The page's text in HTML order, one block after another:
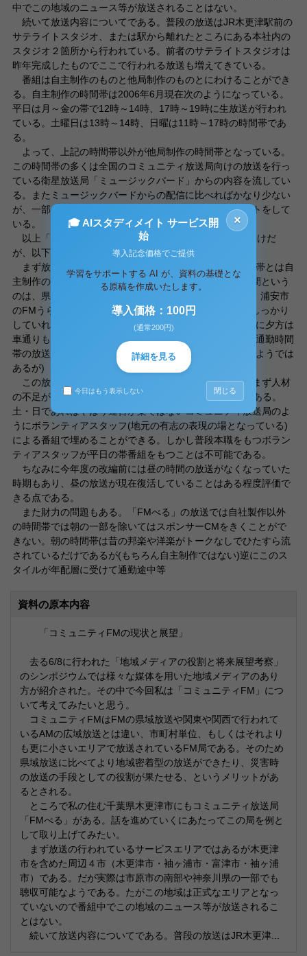
中でこの地域のニュース等が放送されることはない。
続いて放送内容についてである。普段の放送はJR木更津駅前の
サテライトスタジオ、または駅から離れたところにある本社内の
スタジオ２箇所から行われている。前者のサテライトスタジオは
昨年完成したものでここで行われる放送も増えてきている。
番組は自主制作のものと他局制作のものとにわけることができ
る。自主制作の時間帯は2006年6月現在次のようになっている。
平日は月～金の帯で12時～14時、17時～19時に生放送が行われ
ている。土曜日は13時～14時、日曜は11時～17時の時間帯であ
る。
よって、上記の時間帯以外が他局制作の時間帯となっている。
この時間帯の多くは全国のコミュニティ放送局向けの放送を行っ
ている衛星放送局「ミュージックバード」からの内容を流してい
る。またミュージックバードからの配信に比べればかなり少ない
が、一部の時間帯では他局の制作した番組をテープネットをして
いる。
以上「FMべる」の概要について取り上げてみてきたわけだ
が、以下考察、問題点をあげてみたい。
まず放送時間帯についてである。(ここでいう放送時間帯とは自
主制作のことである)平日についてみると一日につき4時間という
のは、県内の他のコミュニティ局(市川市のいちかわFM、浦安市
のFMうらら)と比べると遥かに低い。しかしまだ内容がしっかり
していれば評価できる時間帯の放送とはなっている。(特に夕方は
車通りも多くラジオを聴く機会は多いであろう)ただ朝の通勤時間
帯の放送がないのは痛い。(かつては朝の時間帯があったようでは
あるが)
この放送時間の短さについて考えられる理由としてはまず人材
の不足が考えられる。「FMべる」は正社員4人の会社である。
土・日であればやはり運営が楽ではないコミュニティ放送局のよ
うにボランティアスタッフ(地元の有志の表現の場となっている)
による番組で埋めることができる。しかし普段本職をもつボラン
ティアスタッフが平日の帯番組をもつことは不可能である。
ちなみに今年度の改編前には昼の時間の放送がなくなっていた
時期もあり、昼の放送が現在復活していることはある程度評価で
きる点である。
また財力の問題もある。「FMべる」の放送では自社製作以外
の時間帯では朝の一部を除いてはスポンサーCMをきくことがで
きない。朝の時間帯は昔の邦楽や洋楽がトークなしでひたすら流
されているだけであるが(もちろん自主制作ではない)逆にこのス
タイルが年配層に受けて通勤途中等
資料の原本内容
「コミュニティFMの現状と展望」
去る6/8に行われた「地域メディアの役割と将来展望考察」
のシンポジウムでは様々な媒体を用いた地域メディアのあり
方が紹介された。その中で今回私は「コミュニティFM」につ
いて考えてみたいと思う。
コミュニティFMはFMの県域放送や関東や関西で行われて
いるAMの広域放送とは違い、市町村単位、もしくはそれより
も更に小さいエリアで放送されているFM局である。そのため
県域放送に比べてより地域密着型の放送ができたり、災害時
の放送の手段としての役割が果たせる、というメリットがあ
るとされる。
ところで私の住む千葉県木更津市にもコミュニティ放送局
「FMべる」がある。話を進めていくにあたってこの局を例と
して取り上げてみたい。
まず放送の行われているサービスエリアではあるが木更津
市を含めた周辺４市（木更津市・袖ヶ浦市・富津市・袖ヶ浦
市）である。だが実際は市原市の南部や神奈川県の一部でも
聴収可能なようである。たがこの地域は正式なエリアとなっ
ていないので番組中でこの地域のニュース等が放送されるこ
とはない。
続いて放送内容についてである。普段の放送はJR木更津...
×
🎓 AIスタディメイト サービス開
始
導入記念価格でご提供
学習をサポートする AI が、資料の基礎とな
る原稿を作成いたします。
導入価格：100円
(通常200円)
詳細を見る
今日はもう表示しない 閉じる